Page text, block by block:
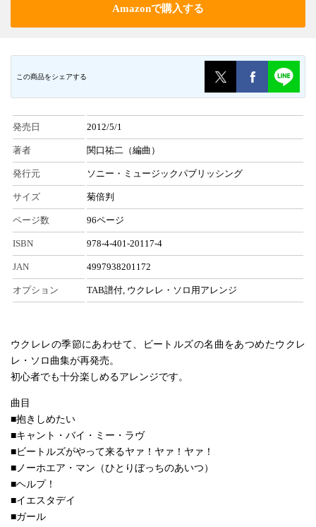
Amazonで購入する
この商品をシェアする
発売日 2012/5/1
著者 関口祐二（編曲）
発行元 ソニー・ミュージックパブリッシング
サイズ 菊倍判
ページ数 96ページ
ISBN 978-4-401-20117-4
JAN 4997938201172
オプション TAB譜付, ウクレレ・ソロ用アレンジ
ウクレレの季節にあわせて、ビートルズの名曲をあつめたウクレ
レ・ソロ曲集が再発売。
初心者でも十分楽しめるアレンジです。
曲目
■抱きしめたい
■キャント・バイ・ミー・ラヴ
■ビートルズがやって来るヤァ！ヤァ！ヤァ！
■ノーホエア・マン（ひとりぼっちのあいつ）
■ヘルプ！
■イエスタデイ
■ガール